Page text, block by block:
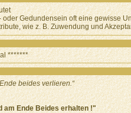
Gedundensein oft eine gewisse
wie z. B. Zuwendung und
*******
beides verlieren.“
am Ende Beides erhalten !"